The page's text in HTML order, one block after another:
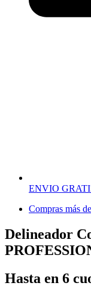
ENVIO
Compras más
Delineador
Hasta en 6